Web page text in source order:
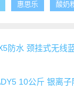
惠思乐 酸奶
防水 颈挂式无线
10公斤 银离